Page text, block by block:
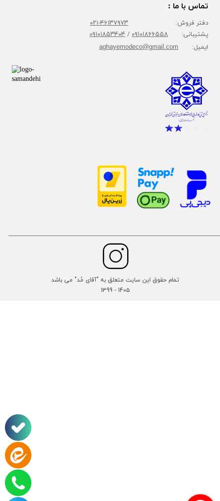
تمام حقوق این سایت متعلق به "آقای مُد" می باشد
14۰۵ - 1399
تماس با ما :
دفتر فروش: ۴۶۱۳۷۹۷۳-۰۲۱
پشتیبانی: ۰۹۱۰۱۸۶۶۵۵۸/۰۹۱۰۱۸۵۳۴۰۴
ایمیل: aghayemodeco@gmail.com